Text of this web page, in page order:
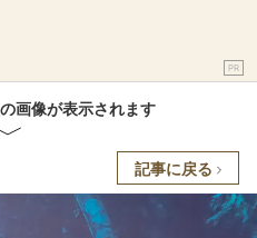
PR
画像が表示されます
記事に戻る